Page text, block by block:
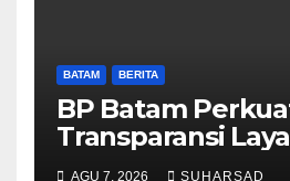
BATAM BERITA
BP Batam
Transparansi
Pertanahan,
AGU 7, 2026 SUHARSAD